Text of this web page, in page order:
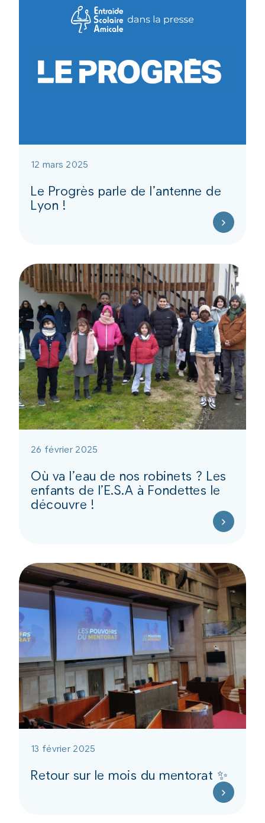
12 mars 2025
Le Progrès parle de l’antenne de
Lyon !
26 février 2025
Où va l’eau de nos robinets ? Les
enfants de l’E.S.A à Fondettes le
découvre !
13 février 2025
Retour sur le mois du mentorat ✨